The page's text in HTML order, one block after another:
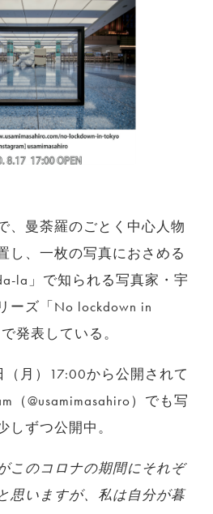
、曼荼羅のごとく中心人物
し、一枚の写真におさめる
la」で知られる写真家・宇
ーズ「No lockdown in
発表している。
月）17:00から公開されて
（@usamimasahiro）でも写
しずつ公開中。
このコロナの期間にそれぞ
思いますが、私は自分が暮